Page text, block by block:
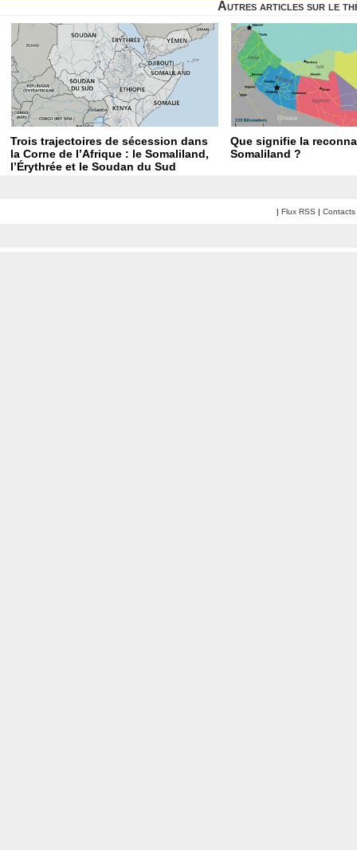
Autres articles sur le
Trois trajectoires de sécession dans
la Corne de l’Afrique : le Somaliland,
l’Érythrée et le Soudan du Sud
Que signifie la
Somaliland ?
| Flux RSS | Contacts